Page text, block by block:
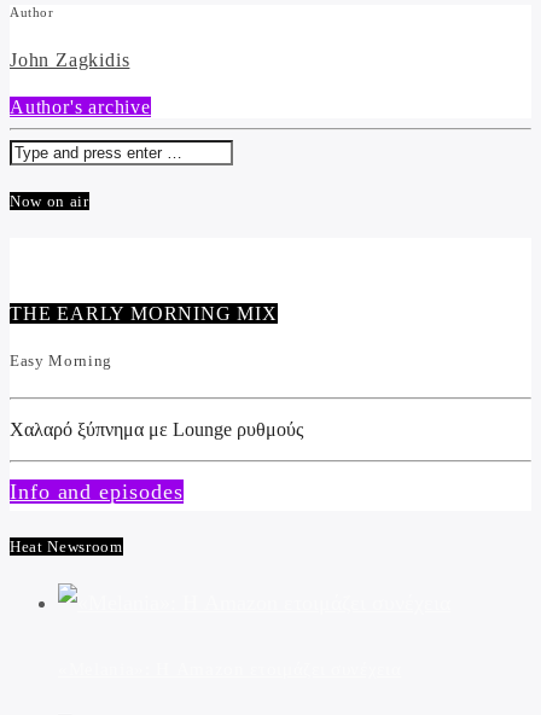
Author
John Zagkidis
Author's archive
Now on air
THE EARLY MORNING MIX
Easy Morning
Χαλαρό ξύπνημα με Lounge ρυθμούς
Info and episodes
Heat Newsroom